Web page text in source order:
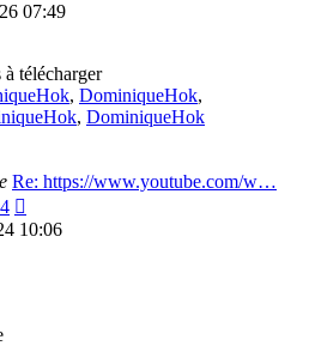
07:49
télécharger
, DominiqueHok,
, DominiqueHok
Re: https://www.youtube.com/w…
le
10:06